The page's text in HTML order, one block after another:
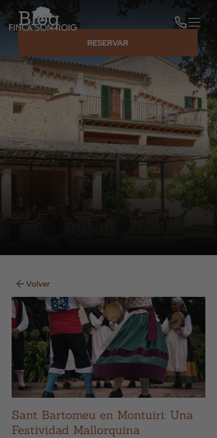
Blog
RESERVAR
Volver
Sant Bartomeu en Montuïri: Una
Festividad Mallorquina